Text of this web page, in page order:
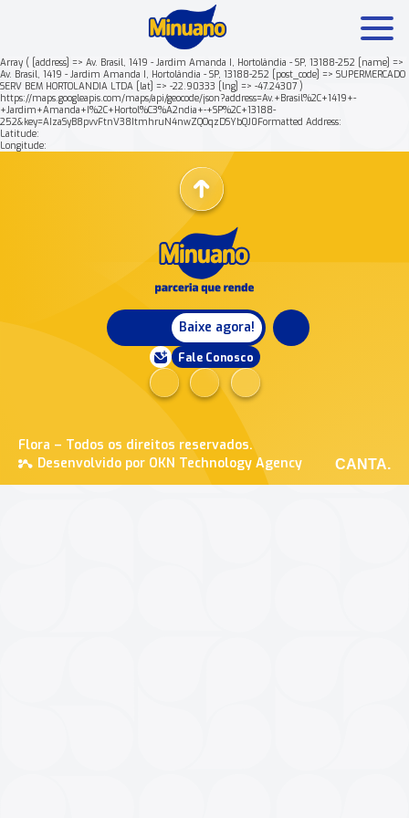
Array ( [address] => Av. Brasil, 1419 - Jardim Amanda I, Hortolândia - SP, 13188-252 [name] =>
Av. Brasil, 1419 - Jardim Amanda I, Hortolândia - SP, 13188-252 [post_code] => SUPERMERCADO
SERV BEM HORTOLANDIA LTDA [lat] => -22.90333 [lng] => -47.24307 )
https://maps.googleapis.com/maps/api/geocode/json?address=Av.+Brasil%2C+1419+-
+Jardim+Amanda+I%2C+Hortol%C3%A2ndia+-+SP%2C+13188-
252&key=AIzaSyB8pvvFtnV38ItmhruN4nwZQOqzDSYbQJ0Formatted Address:
Latitude:
Longitude:
Baixe agora!
Fale Conosco
Flora – Todos os direitos reservados.
Desenvolvido por OKN Technology Agency
CANTA.
Mais buscados: Produtos Minuano Rende +
Nossa história